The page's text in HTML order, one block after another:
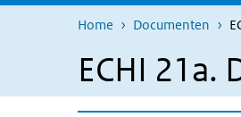
Home Documenten
ECHI 21a.